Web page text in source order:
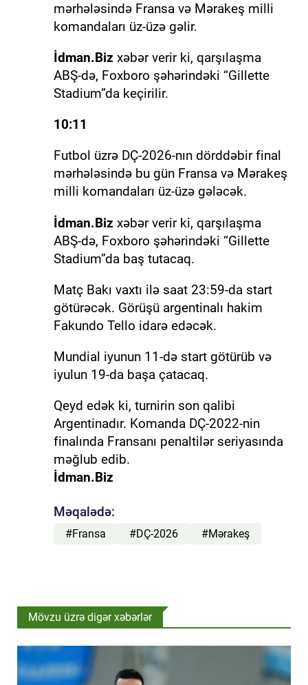
mərhələsində Fransa və Mərakeş milli
komandaları üz-üzə gəlir.
İdman.Biz xəbər verir ki, qarşılaşma
ABŞ-də, Foxboro şəhərindəki “Gillette
Stadium”da keçirilir.
10:11
Futbol üzrə DÇ-2026-nın dörddəbir final
mərhələsində bu gün Fransa və Mərakeş
milli komandaları üz-üzə gələcək.
İdman.Biz xəbər verir ki, qarşılaşma
ABŞ-də, Foxboro şəhərindəki “Gillette
Stadium”da baş tutacaq.
Matç Bakı vaxtı ilə saat 23:59-da start
götürəcək. Görüşü argentinalı hakim
Fakundo Tello idarə edəcək.
Mundial iyunun 11-də start götürüb və
iyulun 19-da başa çatacaq.
Qeyd edək ki, turnirin son qalibi
Argentinadır. Komanda DÇ-2022-nin
finalında Fransanı penaltilər seriyasında
məğlub edib.
İdman.Biz
Məqalədə:
#Fransa #DÇ-2026 #Mərakeş
Mövzu üzrə digər xəbərlər